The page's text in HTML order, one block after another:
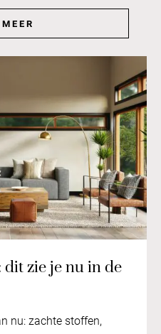
zie je nu in de
nu: zachte stoffen,